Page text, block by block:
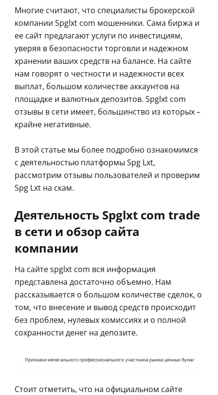
Многие считают, что специалисты брокерской
компании Spglxt com мошенники. Сама биржа и
ее сайт предлагают услуги по инвестициям,
уверяя в безопасности торговли и надежном
хранении ваших средств на балансе. На сайте
нам говорят о честности и надежности всех
выплат, большом количестве аккаунтов на
площадке и валютных депозитов. Spglxt com
отзывы в сети имеет, большинство из которых –
крайне негативные.
В этой статье мы более подробно ознакомимся
с деятельностью платформы Spg Lxt,
рассмотрим отзывы пользователей и проверим
Spg Lxt на скам.
Деятельность Spglxt com trade
в сети и обзор сайта
компании
На сайте spglxt com вся информация
представлена достаточно объемно. Нам
рассказывается о большом количестве сделок, о
том, что внесение и вывод средств происходит
без проблем, нулевых комиссиях и о полной
сохранности денег на депозите.
Стоит отметить, что на официальном сайте